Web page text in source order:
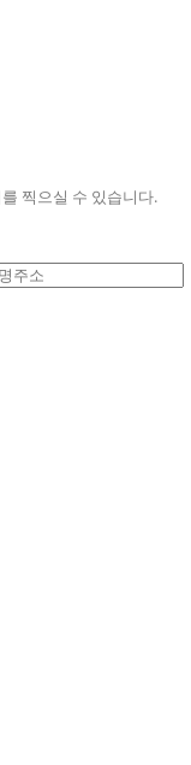
찍으실 수 있습니다.